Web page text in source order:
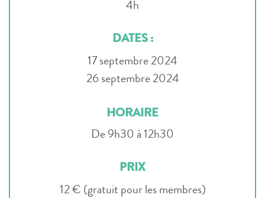
4h
DATES :
17 septembre 2024
26 septembre 2024
HORAIRE
De 9h30 à 12h30
PRIX
12 € (gratuit pour les membres)